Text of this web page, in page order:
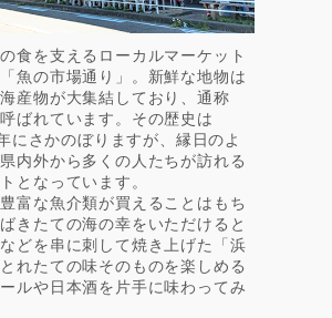
食を支えるローカルマーケット
魚の市場通り」。新鮮な地物は
産物が大集結しており、通称
ばれています。その歴史は
にさかのぼりますが、縁日のよ
内外から多くの人たちが訪れる
となっています。
富な魚介類が買えることはもち
きたての海の幸をいただけると
どを串に刺して焼き上げた「浜
れたての味そのものを楽しめる
ルや日本酒を片手に味わってみ